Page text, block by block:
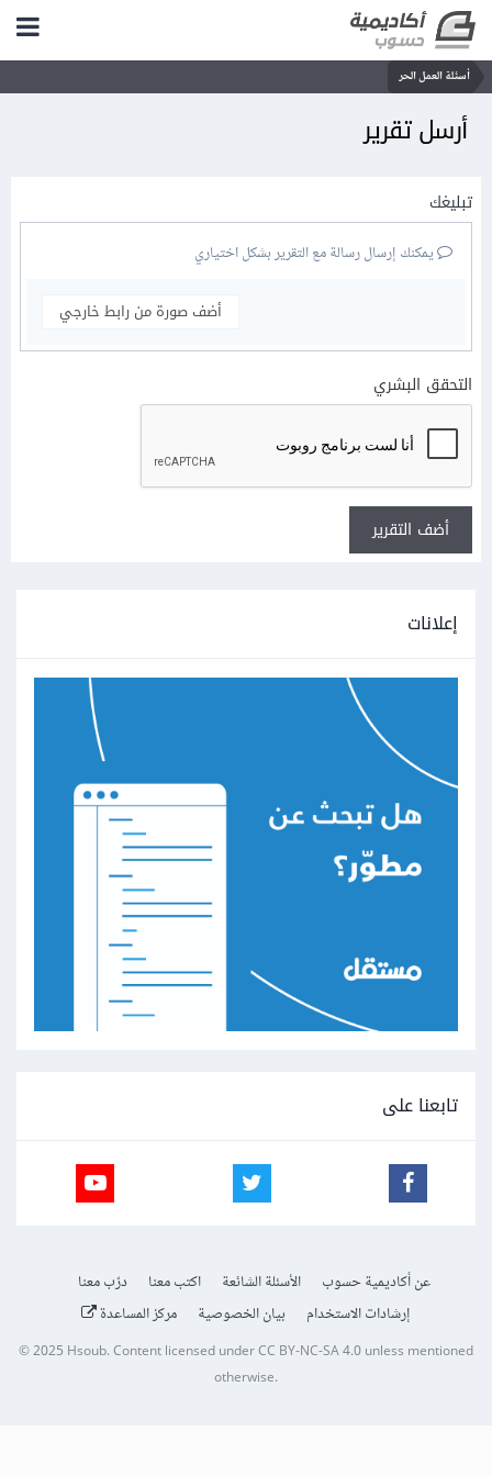
أسئلة العمل الحر
أرسل تقرير
تبليغك
يمكنك إرسال رسالة مع التقرير بشكل اختياري
أضف صورة من رابط خارجي
التحقق البشري
أضف التقرير
إعلانات
تابعنا على
عن أكاديمية حسوب الأسئلة الشائعة اكتب معنا
درّب معنا
إرشادات الاستخدام
بيان الخصوصية مركز المساعدة
© 2025 Hsoub.Content licensed underCC BY-NC-SA 4.0unless mentioned
otherwise.